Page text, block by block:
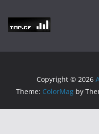
Copyright © 2026
Theme: ColorMag by